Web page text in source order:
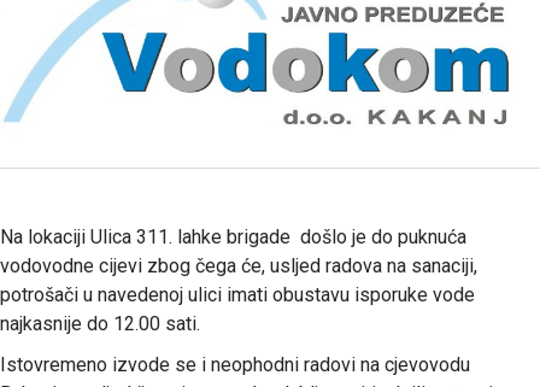
Na lokaciji Ulica 311. lahke brigade došlo je do puknuća
vodovodne cijevi zbog čega će, usljed radova na sanaciji,
potrošači u navedenoj ulici imati obustavu isporuke vode
najkasnije do 12.00 sati.
Istovremeno izvode se i neophodni radovi na cjevovodu